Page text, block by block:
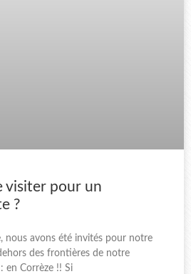
visiter pour un
?
nous avons été invités pour notre
des frontières de notre
en Corrèze !! Si